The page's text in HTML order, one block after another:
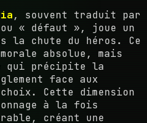
, souvent traduit par
« défaut », joue un
la chute du héros. Ce
absolue, mais
qui précipite la
face aux
choix. Cette dimension
à la fois
créant une